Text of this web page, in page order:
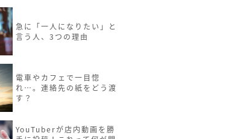
急に「一人になりたい」と
言う人、3つの理由
電車やカフェで一目惚
れ…。連絡先の紙をどう渡
す？
YouTuberが店内動画を勝